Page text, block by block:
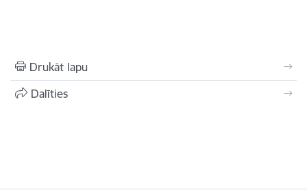
Drukāt lapu
Dalīties